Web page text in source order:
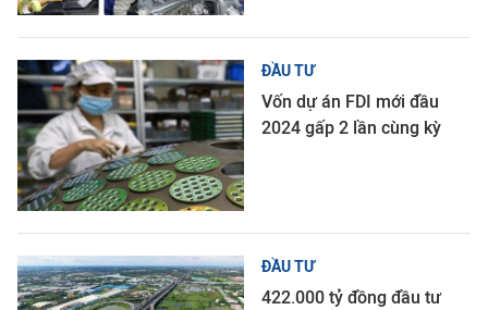
ĐẦU TƯ
Vốn dự án FDI mới đầu
2024 gấp 2 lần cùng kỳ
ĐẦU TƯ
422.000 tỷ đồng đầu tư